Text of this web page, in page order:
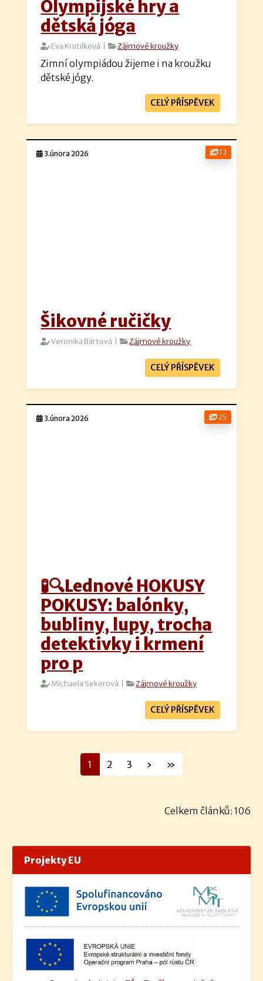
Olympijské hry a
dětská jóga
Eva Krutilková | Zájmové kroužky
Zimní olympiádou žijeme i na kroužku
dětské jógy.
CELÝ PŘÍSPĚVEK
13
3.února 2026
Šikovné ručičky
Veronika Bártová | Zájmové kroužky
CELÝ PŘÍSPĚVEK
25
3.února 2026
🧪🔍Lednové HOKUSY
POKUSY: balónky,
bubliny, lupy, trocha
detektivky i krmení
pro p
Michaela Sekerová | Zájmové kroužky
CELÝ PŘÍSPĚVEK
1 2 3 › »
Celkem článků: 106
Projekty EU